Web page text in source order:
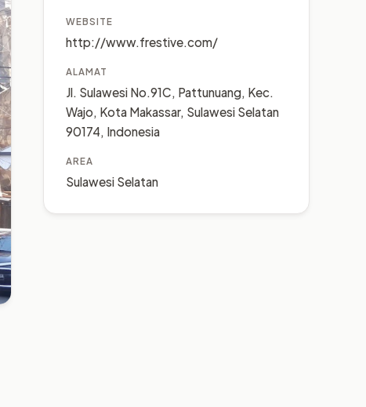
WEBSITE
http://www.frestive.com/
ALAMAT
Jl. Sulawesi No.91C, Pattunuang, Kec.
Wajo, Kota Makassar, Sulawesi Selatan
90174, Indonesia
AREA
Sulawesi Selatan